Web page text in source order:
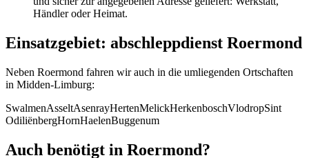
Händler oder Heimat.
Einsatzgebiet: abschleppdienst Roermond
Neben Roermond fahren wir auch in die umliegenden Ortschaften
in Midden-Limburg:
SwalmenAsseltAsenrayHertenMelickHerkenboschVlodropSint
OdiliënbergHornHaelenBuggenum
Auch benötigt in Roermond?